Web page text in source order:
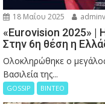
18 Μαΐου 2025
«Eurovision 2025» |
Στην 6η θέση η
Ολοκληρώθηκε ο
Βασιλεία της...
GOSSIP ΒΙΝΤΕΟ